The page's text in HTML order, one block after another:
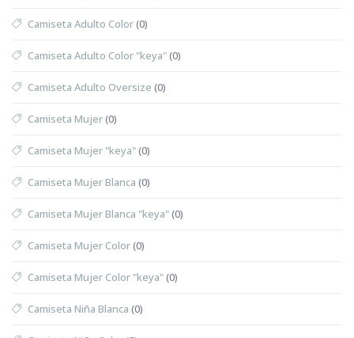
Camiseta Adulto Color(0)
Camiseta Adulto Color "keya"(0)
Camiseta Adulto Oversize (0)
Camiseta Mujer(0)
Camiseta Mujer "keya"(0)
Camiseta Mujer Blanca (0)
Camiseta Mujer Blanca "keya"(0)
Camiseta Mujer Color(0)
Camiseta Mujer Color "keya"(0)
Camiseta Niña Blanca (0)